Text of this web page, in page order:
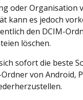
oder Organisation
kann es jedoch
den DCIM-
löschen.
sofort die beste
von Android,